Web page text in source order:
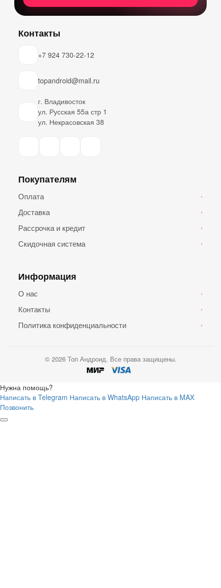
Контакты
+7 924 730-22-12
topandroid@mail.ru
г. Владивосток
ул. Русская 55а стр 1
ул. Некрасовская 38
Покупателям
Оплата ›
Доставка ›
Рассрочка и кредит ›
Скидочная система ›
Информация
О нас ›
Контакты ›
Политика конфиденциальности ›
© 2026 Топ Андроид. Все права защищены.
Нужна помощь?
Написать в Telegram Написать в WhatsApp Написать в MAX
Позвонить